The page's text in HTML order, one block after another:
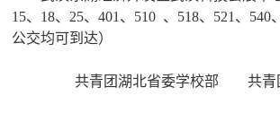
15、 18、 25、401 、 510 、 518、 521 、 540、
公交均可到达）
共青团湖北省委学校部
共青